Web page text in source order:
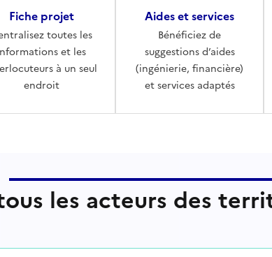
Fiche projet
toutes les
et les
à un seul
endroit
Aides et services
Bénéficiez de
suggestions d’aides
(ingénierie, financière)
et services adaptés
les acteurs des